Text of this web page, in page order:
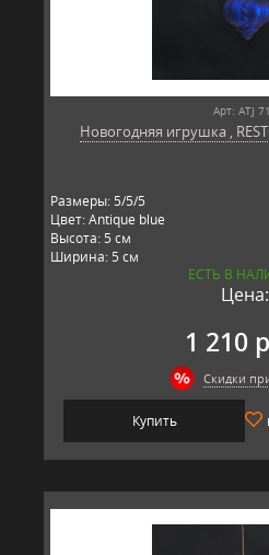
Арт: ATJ
Новогодняя игрушка ,
Размеры: 5/5/5
Цвет: Antique blue
Высота: 5 см
Ширина: 5 см
ЕСТЬ В
Цена:
1 210
Скидки
Купить